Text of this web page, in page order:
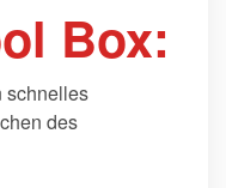
Box:
schnelles
des